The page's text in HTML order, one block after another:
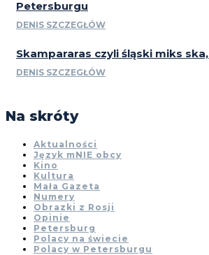
Petersburgu
DENIS SZCZEGŁÓW
Skampararas czyli śląski miks
DENIS SZCZEGŁÓW
Na skróty
Aktualności
Język mNIE obcy
Kino
Kultura
Mała Gazeta
Numery
Obrazki z Rosji
Opinie
Petersburg
Polacy na świecie
Polacy w Petersburgu